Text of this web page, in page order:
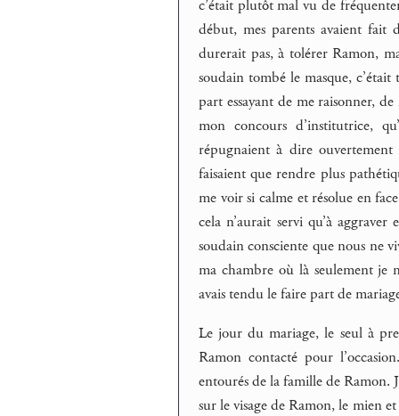
c’était plutôt mal vu de
début, mes parents avaient fait
durerait pas, à tolérer Ramon,
soudain tombé le masque,
part essayant de me raisonner,
mon concours d’institutrice,
répugnaient à dire ouvertement
faisaient que rendre plus
me voir si calme et résolue en
cela n’aurait servi qu’à aggraver
soudain consciente que nous ne
ma chambre où là seulement
avais tendu le faire part de
Le jour du mariage, le seul à
Ramon contacté pour
entourés de la famille de Ramon.
sur le visage de Ramon, le mien